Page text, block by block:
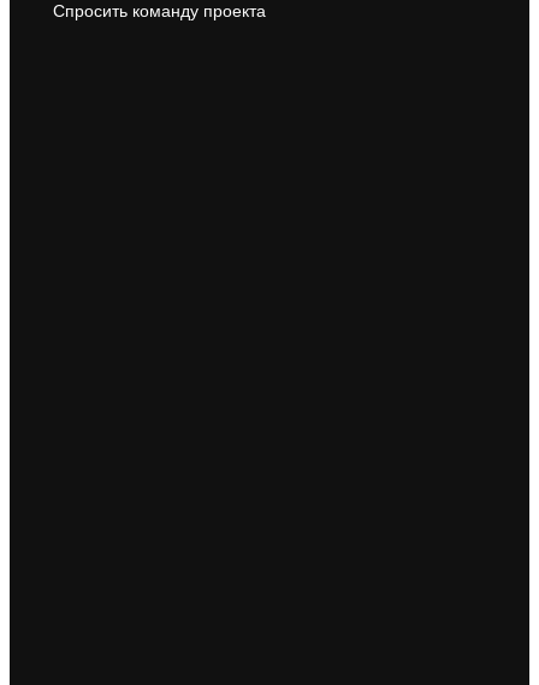
Спросить команду проекта